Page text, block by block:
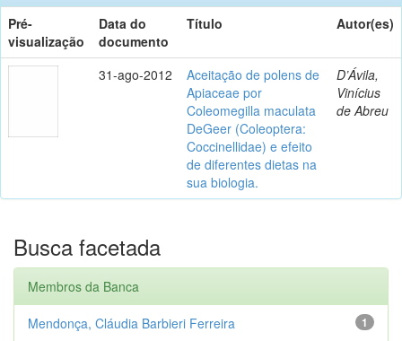
Pré-
visualização
Data do
documento
Título Autor(es)
31-ago-2012
Aceitação de polens de
Apiaceae por
Coleomegilla maculata
DeGeer (Coleoptera:
Coccinellidae) e efeito
de diferentes dietas na
sua biologia.
D’Ávila,
Vinícius
de Abreu
Busca facetada
Membros da Banca
1
Mendonça, Cláudia Barbieri Ferreira